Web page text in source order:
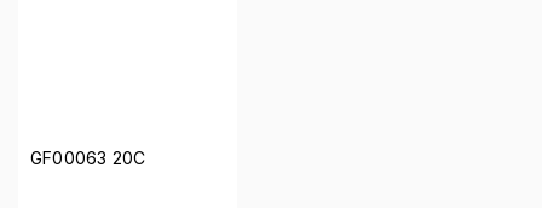
GF00063 20C